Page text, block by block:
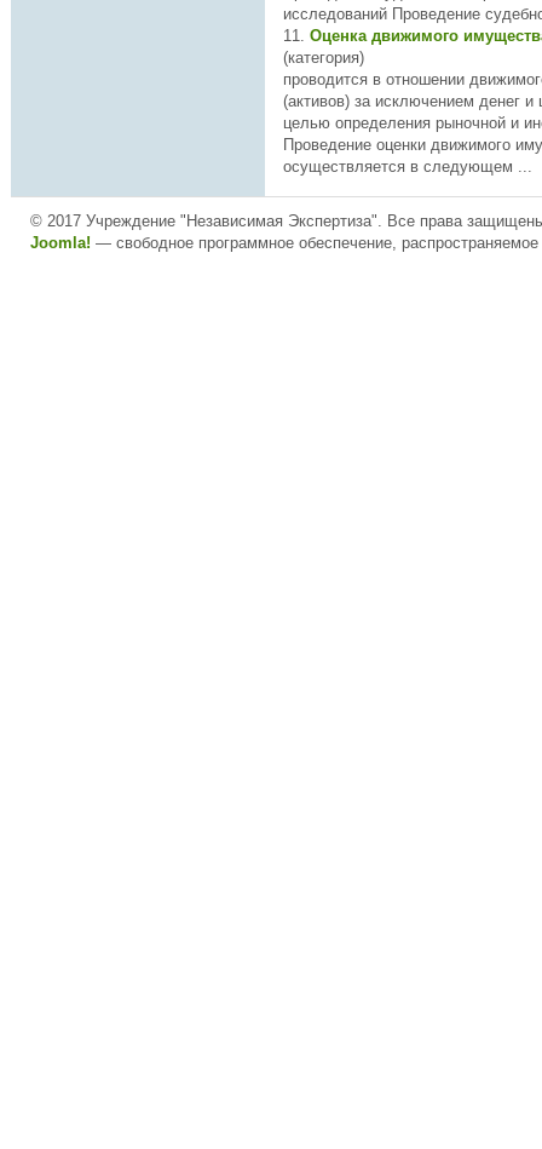
исследований Проведение
11. Оценка движимого
(категория)
проводится в отношении
(активов) за исключением денег и
целью определения рыночной и
Проведение оценки движимого
осуществляется в следующем ...
© 2017 Учреждение "Независимая Экспертиза". Все права
Joomla! — свободное программное обеспечение,